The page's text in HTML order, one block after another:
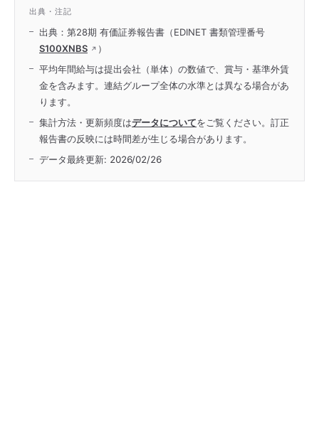
出典・注記
出典：第28期 有価証券報告書（EDINET 書類管理番号
S100XNBS
）
平均年間給与は提出会社（単体）の数値で、賞与・基準外賃
金を含みます。連結グループ全体の水準とは異なる場合があ
ります。
集計方法・更新頻度はデータについてをご覧ください。訂正
報告書の反映には時間差が生じる場合があります。
データ最終更新: 2026/02/26